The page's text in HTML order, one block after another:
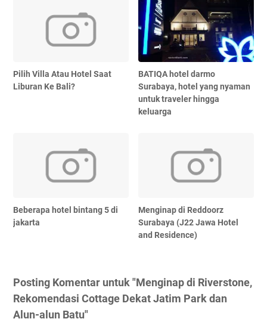
Pilih Villa Atau Hotel Saat
Liburan Ke Bali?
BATIQA hotel darmo
Surabaya, hotel yang nyaman
untuk traveler hingga
keluarga
Beberapa hotel bintang 5 di
jakarta
Menginap di Reddoorz
Surabaya (J22 Jawa Hotel
and Residence)
Posting Komentar untuk "Menginap di Riverstone,
Rekomendasi Cottage Dekat Jatim Park dan
Alun-alun Batu"